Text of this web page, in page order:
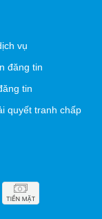
vụ
đăng tin
tin
quyết tranh chấp